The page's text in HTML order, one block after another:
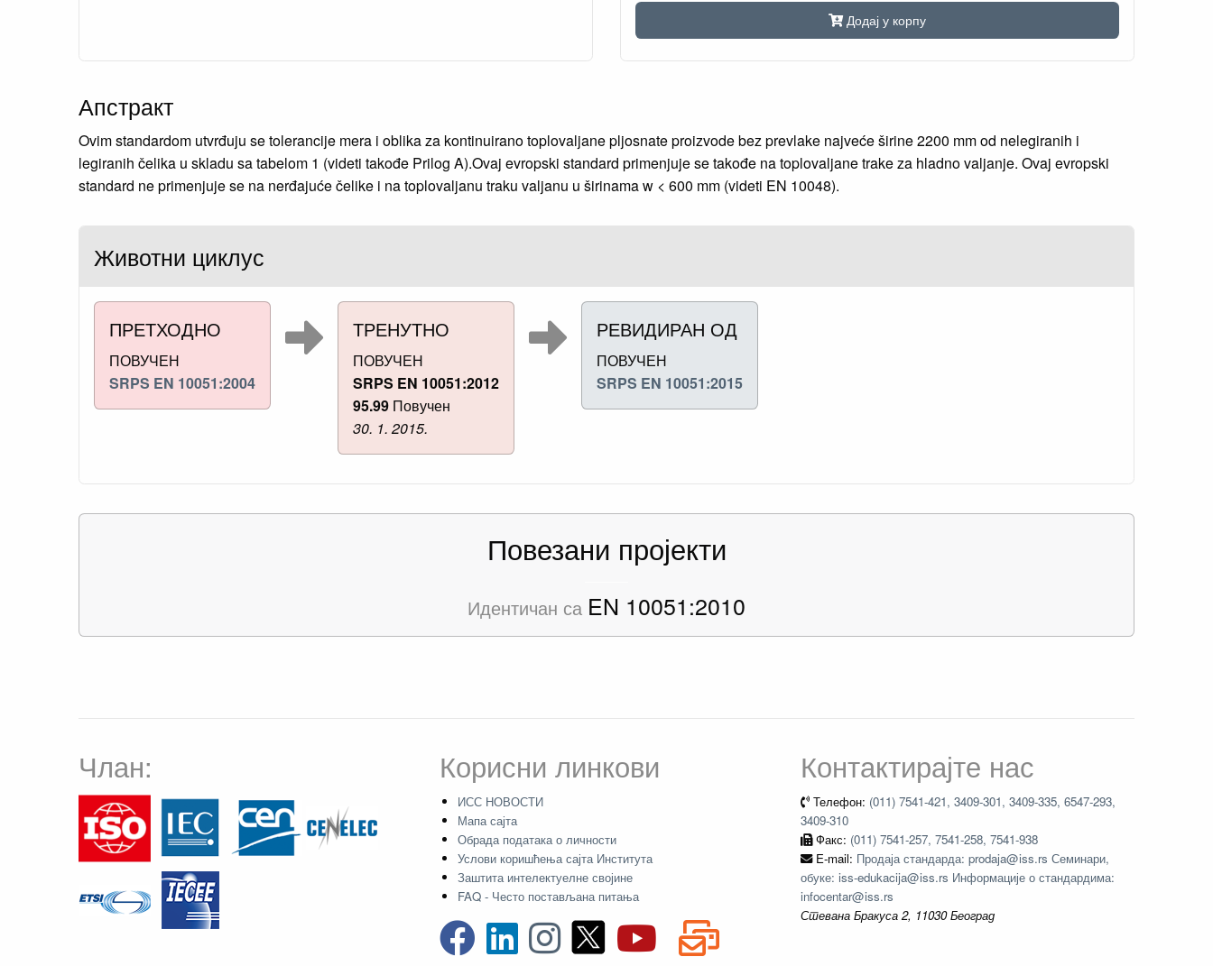
Додај у корпу
Апстракт
Ovim standardom utvrđuju se tolerancije mera i oblika za kontinuirano toplovaljane pljosnate proizvode bez prevlake najveće širine 2200 mm od nelegiranih i
legiranih čelika u skladu sa tabelom 1 (videti takođe Prilog A).Ovaj evropski standard primenjuje se takođe na toplovaljane trake za hladno valjanje. Ovaj evropski
standard ne primenjuje se na nerđajuće čelike i na toplovaljanu traku valjanu u širinama w < 600 mm (videti EN 10048).
Животни циклус
ПРЕТХОДНО
ПОВУЧЕН
SRPS EN 10051:2004
ТРЕНУТНО
ПОВУЧЕН
SRPS EN 10051:2012
95.99 Повучен
30. 1. 2015.
РЕВИДИРАН ОД
ПОВУЧЕН
SRPS EN 10051:2015
Повезани пројекти
Идентичан са EN 10051:2010
Члан: Корисни линкови
ИСС НОВОСТИ
Мапа сајта
Обрада података о личности
Услови коришћења сајта Института
Заштита интелектуелне својине
FAQ - Често постављана питања
Контактирајте нас
Телефон: (011) 7541-421, 3409-301, 3409-335, 6547-293,
3409-310
Факс: (011) 7541-257, 7541-258, 7541-938
E-mail: Продаја стандарда: prodaja@iss.rs Семинари,
обуке: iss-edukacija@iss.rs Информације о стандардима:
infocentar@iss.rs
Стевана Бракуса 2, 11030 Београд